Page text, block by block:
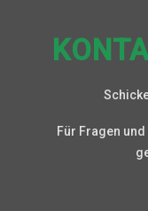
Für Fragen